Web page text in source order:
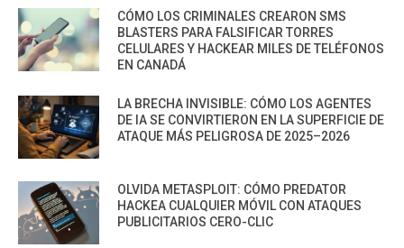
CÓMO LOS CRIMINALES CREARON SMS
BLASTERS PARA FALSIFICAR TORRES
CELULARES Y HACKEAR MILES DE TELÉFONOS
EN CANADÁ
LA BRECHA INVISIBLE: CÓMO LOS AGENTES
DE IA SE CONVIRTIERON EN LA SUPERFICIE DE
ATAQUE MÁS PELIGROSA DE 2025–2026
OLVIDA METASPLOIT: CÓMO PREDATOR
HACKEA CUALQUIER MÓVIL CON ATAQUES
PUBLICITARIOS CERO-CLIC